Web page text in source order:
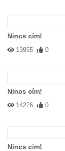
Nincs cím!
13955 0
Nincs cím!
14226 0
Nincs cím!